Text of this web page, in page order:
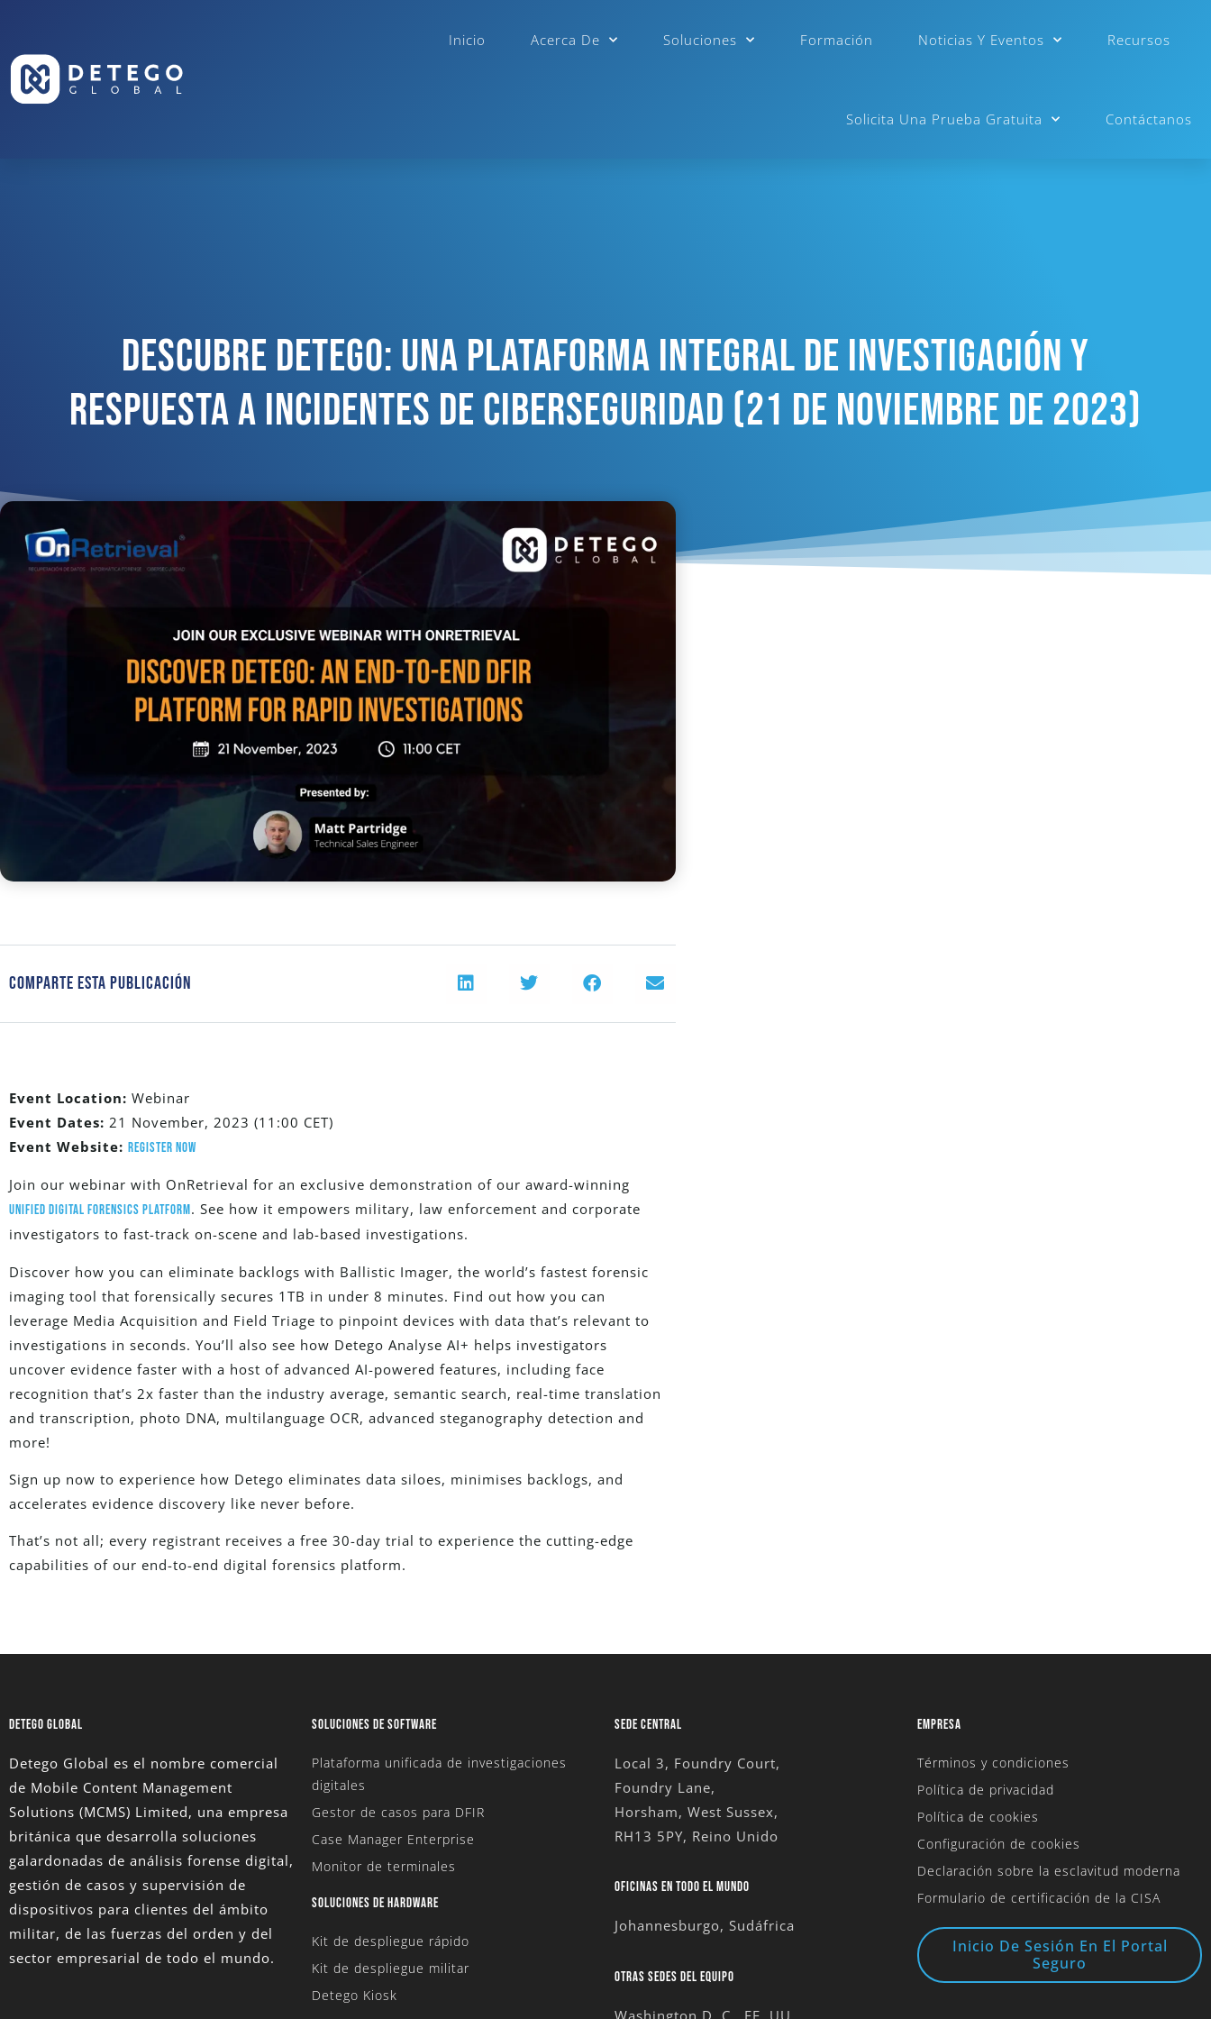
Inicio Acerca De Soluciones Formación Noticias Y Eventos Recursos
Solicita Una Prueba Gratuita Contáctanos
Descubre Detego: Una Plataforma Integral De Investigación Y
Respuesta A Incidentes De Ciberseguridad (21 De Noviembre De 2023)
Comparte Esta Publicación
Event Location: Webinar
Event Dates: 21 November, 2023 (11:00 CET)
Event Website: Register Now
Join our webinar with OnRetrieval for an exclusive demonstration of our award-winning
Unified Digital Forensics Platform. See how it empowers military, law enforcement and corporate
investigators to fast-track on-scene and lab-based investigations.
Discover how you can eliminate backlogs with Ballistic Imager, the world’s fastest forensic
imaging tool that forensically secures 1TB in under 8 minutes. Find out how you can
leverage Media Acquisition and Field Triage to pinpoint devices with data that’s relevant to
investigations in seconds. You’ll also see how Detego Analyse AI+ helps investigators
uncover evidence faster with a host of advanced AI-powered features, including face
recognition that’s 2x faster than the industry average, semantic search, real-time translation
and transcription, photo DNA, multilanguage OCR, advanced steganography detection and
more!
Sign up now to experience how Detego eliminates data siloes, minimises backlogs, and
accelerates evidence discovery like never before.
That’s not all; every registrant receives a free 30-day trial to experience the cutting-edge
capabilities of our end-to-end digital forensics platform.
DETEGO GLOBAL
Detego Global es el nombre comercial
de Mobile Content Management
Solutions (MCMS) Limited, una empresa
británica que desarrolla soluciones
galardonadas de análisis forense digital,
gestión de casos y supervisión de
dispositivos para clientes del ámbito
militar, de las fuerzas del orden y del
sector empresarial de todo el mundo.
SOLUCIONES DE SOFTWARE
Plataforma unificada de investigaciones
digitales
Gestor de casos para DFIR
Case Manager Enterprise
Monitor de terminales
SOLUCIONES DE HARDWARE
Kit de despliegue rápido
Kit de despliegue militar
Detego Kiosk
SEDE CENTRAL
Local 3, Foundry Court,
Foundry Lane,
Horsham, West Sussex,
RH13 5PY, Reino Unido
OFICINAS EN TODO EL MUNDO
Johannesburgo, Sudáfrica
OTRAS SEDES DEL EQUIPO
Washington D. C., EE. UU.
EMPRESA
Términos y condiciones
Política de privacidad
Política de cookies
Configuración de cookies
Declaración sobre la esclavitud moderna
Formulario de certificación de la CISA
Inicio De Sesión En El Portal
Seguro